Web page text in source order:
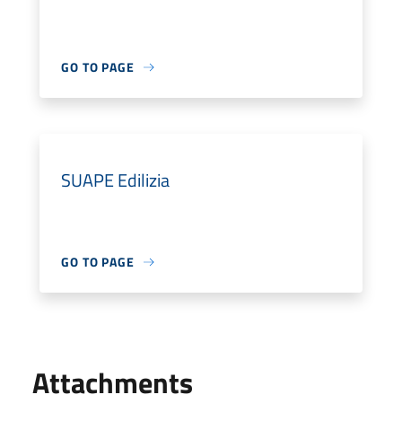
GO TO PAGE
SUAPE Edilizia
GO TO PAGE
Attachments